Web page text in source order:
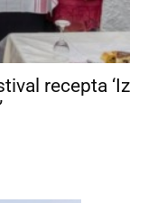
recepta ‘Iz